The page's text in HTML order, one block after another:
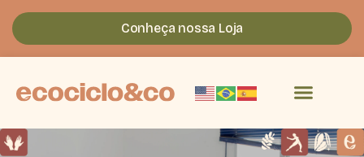
Conheça nossa Loja